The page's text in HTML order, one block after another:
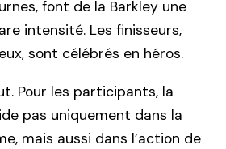
font de la Barkley une
intensité. Les finisseurs,
sont célébrés en héros.
Pour les participants, la
pas uniquement dans la
mais aussi dans l’action de